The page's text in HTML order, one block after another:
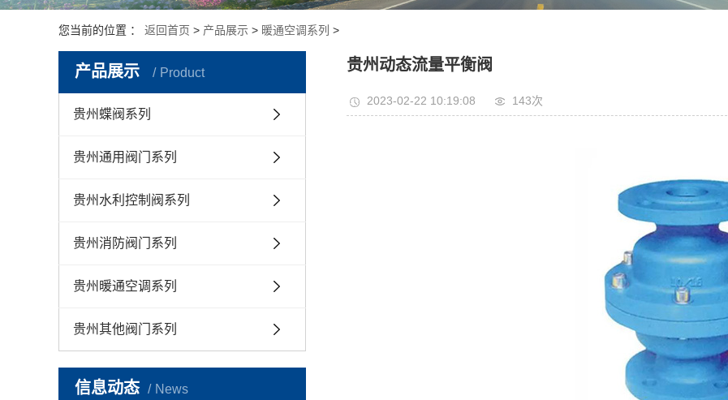
您当前的位置 ： 返回首页 > 产品展示 > 暖通空调系列 >
产品展示 Product
贵州蝶阀系列
贵州通用阀门系列
贵州水利控制阀系列
贵州消防阀门系列
贵州暖通空调系列
贵州其他阀门系列
信息动态 News
贵州动态流量平衡阀
2023-02-22 10:19:08 143次